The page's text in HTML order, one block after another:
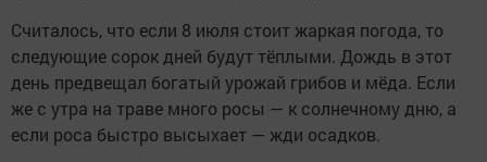
Считалось, что если 8 июля стоит жаркая погода, то
следующие сорок дней будут тёплыми. Дождь в этот
день предвещал богатый урожай грибов и мёда. Если
же с утра на траве много росы — к солнечному дню, а
если роса быстро высыхает — жди осадков.